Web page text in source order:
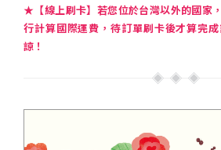
★【線上刷卡】若您位於台灣以外的國家
行計算國際運費，待訂單刷卡後才算完
諒！